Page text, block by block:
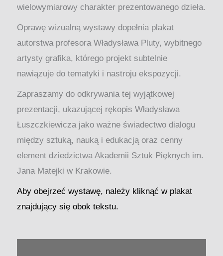
wielowymiarowy charakter prezentowanego dzieła.
Oprawę wizualną wystawy dopełnia plakat
autorstwa profesora Władysława Pluty, wybitnego
artysty grafika, którego projekt subtelnie
nawiązuje do tematyki i nastroju ekspozycji.
Zapraszamy do odkrywania tej wyjątkowej
prezentacji, ukazującej rękopis Władysława
Łuszczkiewicza jako ważne świadectwo dialogu
między sztuką, nauką i edukacją oraz cenny
element dziedzictwa Akademii Sztuk Pięknych im.
Jana Matejki w Krakowie.
Aby obejrzeć wystawę, należy kliknąć w plakat
znajdujący się obok tekstu.